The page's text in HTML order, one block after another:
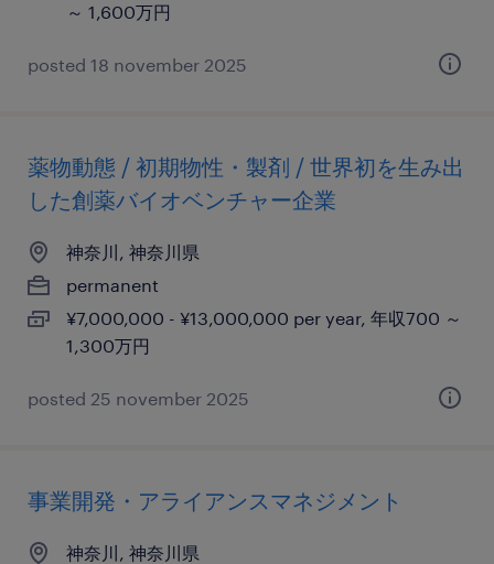
～ 1,600万円
posted 18 november 2025
薬物動態 / 初期物性・製剤 / 世界初を生み出
した創薬バイオベンチャー企業
神奈川, 神奈川県
permanent
¥7,000,000 - ¥13,000,000 per year, 年収700 ～
1,300万円
posted 25 november 2025
事業開発・アライアンスマネジメント
神奈川, 神奈川県